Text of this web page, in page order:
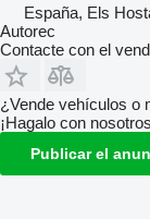
España, Els
Autorec
Contacte con el
¿Vende vehículos o
¡Hagalo con
Publicar el